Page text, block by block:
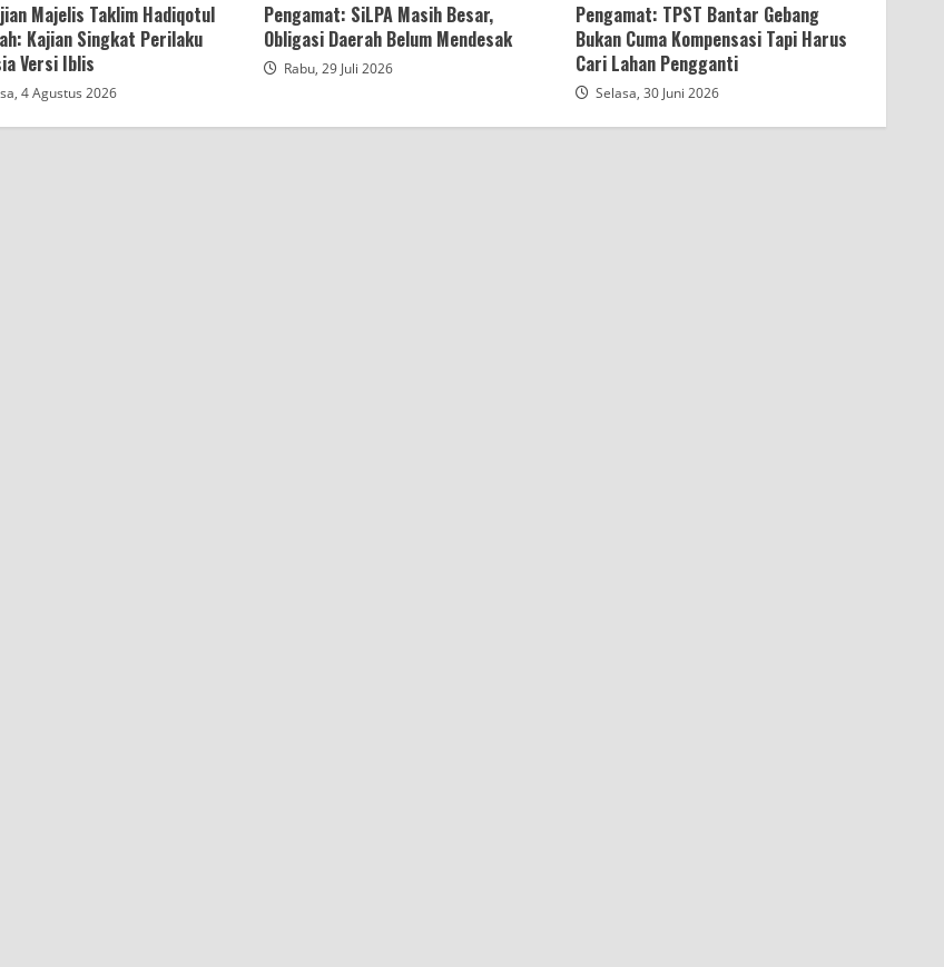
Majelis Taklim Hadiqotul
Kajian Singkat Perilaku
Versi Iblis
4 Agustus 2026
Pengamat: SiLPA Masih Besar,
Obligasi Daerah Belum Mendesak
Rabu, 29 Juli 2026
Pengamat: TPST Bantar Gebang
Bukan Cuma Kompensasi Tapi Harus
Cari Lahan Pengganti
Selasa, 30 Juni 2026